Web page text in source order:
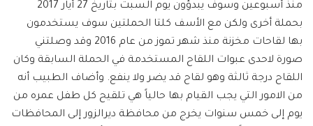
منذ أسبوعين وسوف يبدؤون يوم السبت بتاريخ 27 أيار 2017
بحملة أخرى ولكن مع الأسف كلتا الحملتين سوف يستخدمون
بها لقاحات مخزنة منذ شهر تموز من عام 2016 وقد وصلتني
صورة لاحدى عبوات اللقاح المستخدمة في الحملة السابقة وكان
اللقاح درجة ثالثة وهو لقاح قد يضر ولا ينفع. وأضاف الطبيب أنه
من الامور التي يجب القيام بها حالياً هي تلقيح كل طفل عمره من
يوم إلى خمس سنوات يخرج من محافظة ديرالزور إلى المحافظات